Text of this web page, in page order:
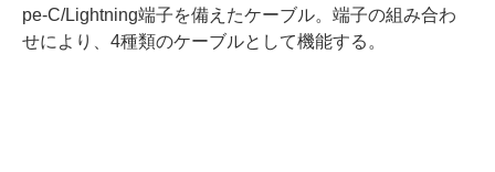
pe-C/Lightning端子を備えたケーブル。端子の組み合わ
せにより、4種類のケーブルとして機能する。